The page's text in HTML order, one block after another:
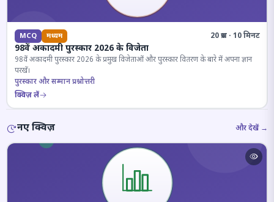
MCQ मध्यम 20 प्रश्न · 10 मिनट
98वें अकादमी पुरस्कार 2026 के विजेता
98वें अकादमी पुरस्कार 2026 के प्रमुख विजेताओं और पुरस्कार वितरण के बारे में अपना ज्ञान
परखें।
पुरस्कार और सम्मान प्रश्नोत्तरी
क्विज़ लें
नए क्विज़ और देखें →